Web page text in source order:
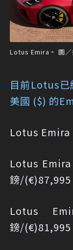
Lotus Emira。 圖
目前Lotus已
美國 ($) 的
Lotus Emira
Lotus
鎊/
Lotus
鎊/